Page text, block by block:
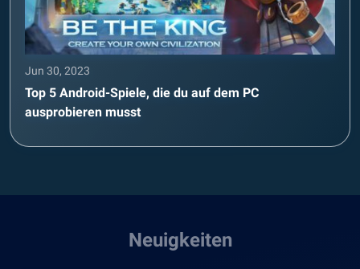
Jun 30, 2023
Top 5 Android-Spiele, die du auf dem PC
ausprobieren musst
Neuigkeiten